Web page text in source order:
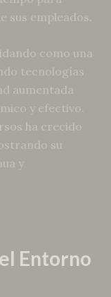
sus empleados.
como una
tecnologías
aumentada
y efectivo.
ha crecido
su
y
Entorno